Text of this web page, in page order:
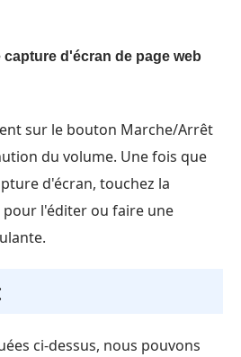
d'écran de page web
sur le bouton Marche/Arrêt
du volume. Une fois que
d'écran, touchez la
l'éditer ou faire une
ci-dessus, nous pouvons